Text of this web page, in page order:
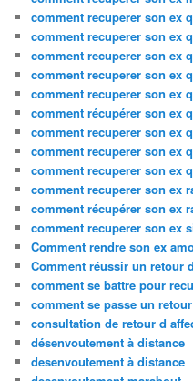
comment recuperer son ex
comment recuperer son ex
comment recuperer son ex
comment recuperer son ex
comment recuperer son ex
comment récupérer son ex
comment recuperer son ex
comment recuperer son ex
comment recuperer son ex
comment recuperer son ex
comment récupérer son ex
comment recuperer son ex
Comment rendre son ex
Comment réussir un retour
comment se battre pour
comment se passe un
consultation de retour d
désenvoutement à distance
desenvoutement à distance